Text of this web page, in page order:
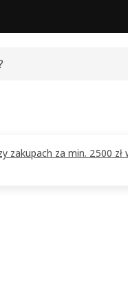
za min. 2500